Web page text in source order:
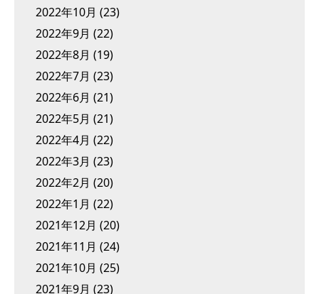
2022年10月 (23)
2022年9月 (22)
2022年8月 (19)
2022年7月 (23)
2022年6月 (21)
2022年5月 (21)
2022年4月 (22)
2022年3月 (23)
2022年2月 (20)
2022年1月 (22)
2021年12月 (20)
2021年11月 (24)
2021年10月 (25)
2021年9月 (23)